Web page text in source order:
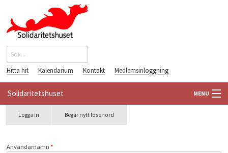
Hoppa till huvudinnehåll
Sökformulär
Hitta hit Kalendarium Kontakt Medlemsinloggning
Solidaritetshuset MENU
HEM
Primära flikar
Logga in Begär nytt lösenord
Användarnamn*